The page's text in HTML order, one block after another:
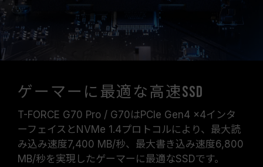
ゲーマーに最適な高速SSD
T-FORCE G70 Pro / G70はPCIe Gen4 x4インタ
ーフェイスとNVMe 1.4プロトコルにより、最大読
み込み速度7,400 MB/秒、最大書き込み速度6,800
MB/秒を実現したゲーマーに最適なSSDです。